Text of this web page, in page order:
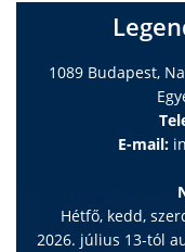
1089 Budapest,
E-mail:
Hétfő, kedd,
2026. július 13-tól